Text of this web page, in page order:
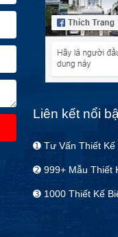
Liên kết nổi
➊ Tư Vấn Thiết Kế
➋ 999+ Mẫu Thiết
➌ 1000 Thiết Kế